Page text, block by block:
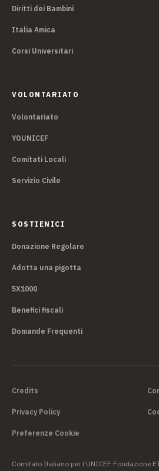
Diritti dei Bambini
Italia Amica
Corsi Universitari
VOLONTARIATO
Volontariato
YOUNICEF
Comitati Locali
Servizio Civile
SOSTIENICI
Donazione Regolare
Adotta una pigotta
5X1000
Benefici fiscali
Domande Frequenti
Credits
Privacy Policy
Preferenze Cookie
Comitato Italiano per l’UNICEF Fondazione